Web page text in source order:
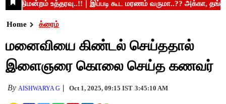
Home க்ரைம்
மனைவியை கிண்டல் செய்ததால்
இளைஞரை கொலை செய்த கணவர்
By AISHWARYA G Oct 1, 2025, 09:15 IST 3:45:10 AM